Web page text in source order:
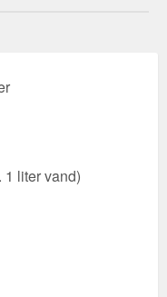
liter vand)